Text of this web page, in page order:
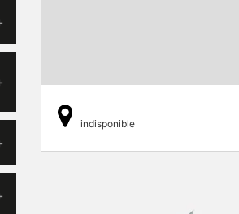
indisponible